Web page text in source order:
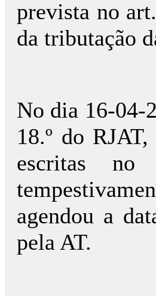
prevista no
da tributação
No dia 16-04-
18.º do
escritas
agendou a
pela AT.